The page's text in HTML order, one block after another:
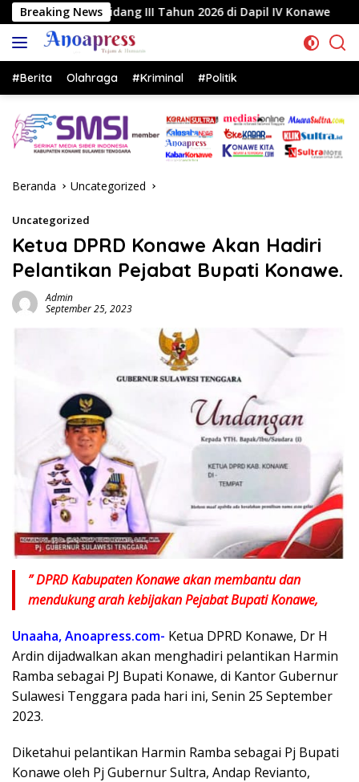
Langsung
ke
konten
Breaking News
III Tahun 2026 di Dapil IV Konawe Reses di
#Berita Olahraga #Kriminal #Politik
Beranda Uncategorized
Uncategorized
Ketua DPRD Konawe Akan Hadiri
Pelantikan Pejabat Bupati Konawe.
Admin
September 25, 2023
” DPRD Kabupaten Konawe akan membantu dan
mendukung arah kebijakan Pejabat Bupati Konawe,
Unaaha, Anoapress.com- Ketua DPRD Konawe, Dr H
Ardin dijadwalkan akan menghadiri pelantikan Harmin
Ramba sebagai PJ Bupati Konawe, di Kantor Gubernur
Sulawesi Tenggara pada hari ini, Senin 25 September
2023.
Diketahui pelantikan Harmin Ramba sebagai Pj Bupati
Konawe oleh Pj Gubernur Sultra, Andap Revianto,